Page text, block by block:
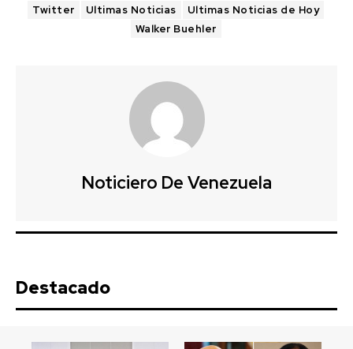
Twitter Ultimas Noticias
Ultimas Noticias de Hoy
Walker Buehler
Noticiero De Venezuela
Destacado